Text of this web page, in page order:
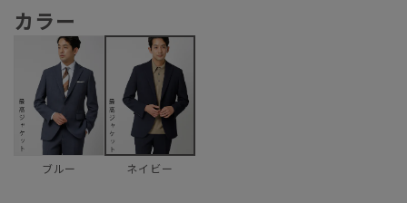
カラー
ブルー ネイビー